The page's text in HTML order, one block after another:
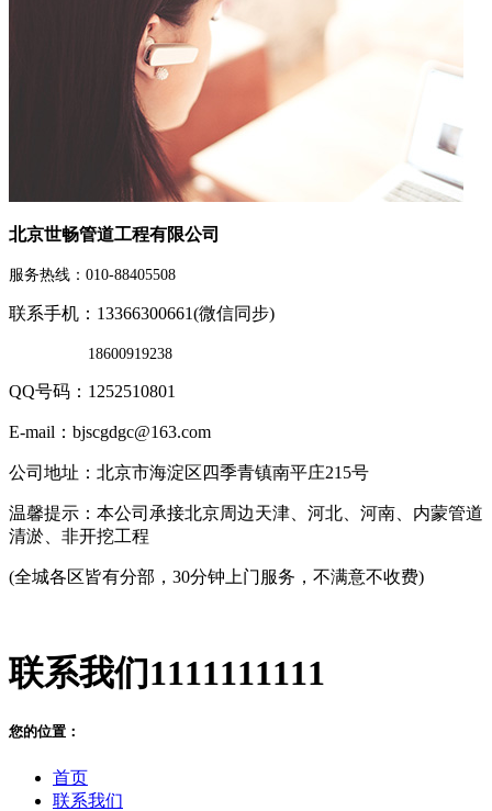
北京世畅管道工程有限公司
服务热线：010-88405508
联系手机：13366300661(微信同步)
18600919238
QQ号码：1252510801
E-mail：bjscgdgc@163.com
公司地址：北京市海淀区四季青镇南平庄215号
温馨提示：本公司承接北京周边天津、河北、河南、内蒙管道
清淤、非开挖工程
(全城各区皆有分部，30分钟上门服务，不满意不收费)
联系我们1111111111
您的位置：
首页
联系我们